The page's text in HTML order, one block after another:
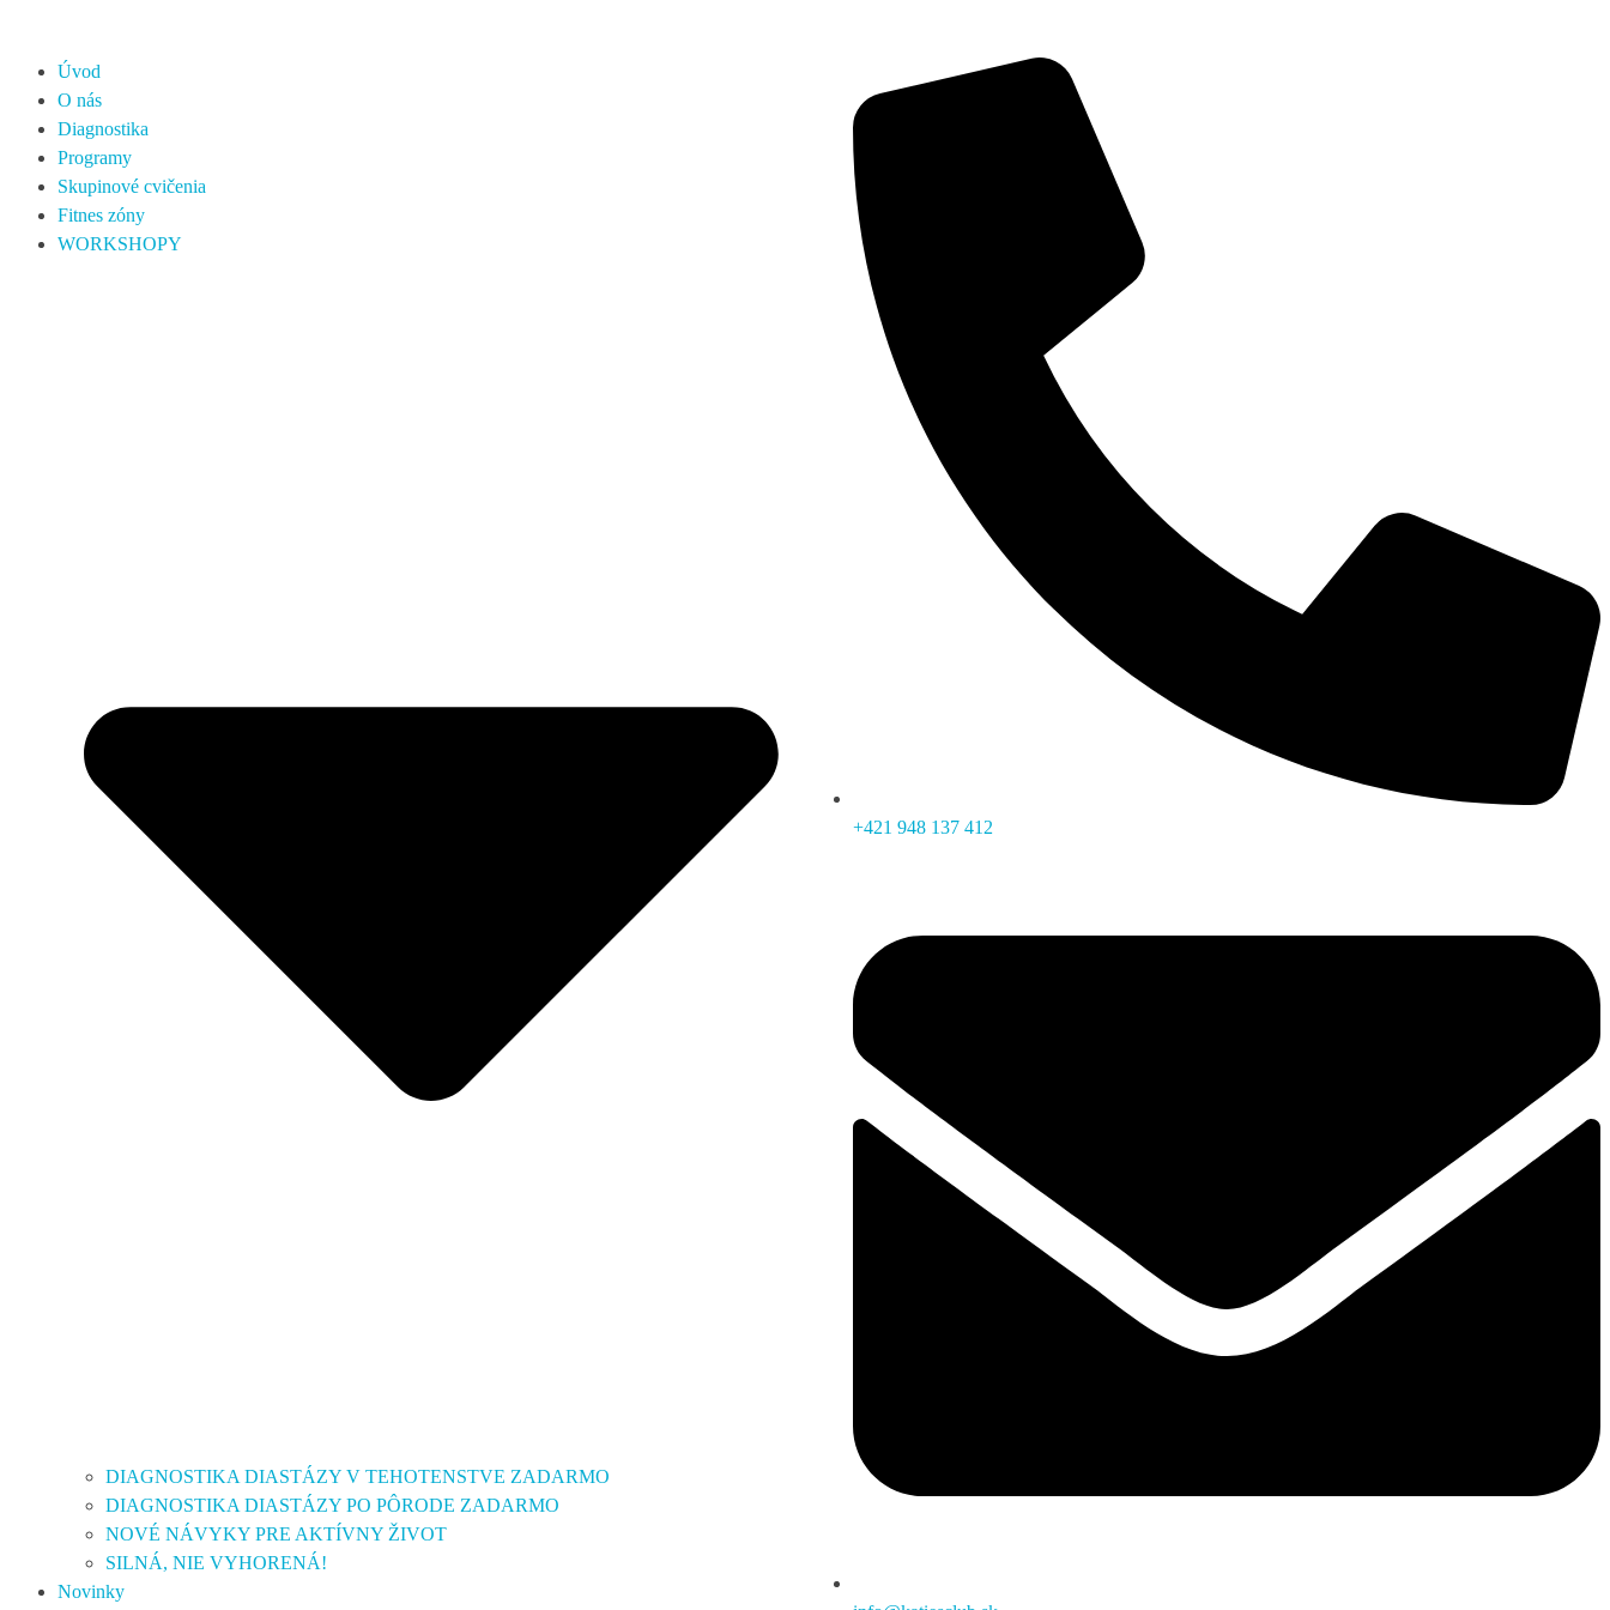
Úvod
O nás
Diagnostika
Programy
Skupinové cvičenia
Fitnes zóny
WORKSHOPY
DIAGNOSTIKA DIASTÁZY V TEHOTENSTVE ZADARMO
DIAGNOSTIKA DIASTÁZY PO PÔRODE ZADARMO
NOVÉ NÁVYKY PRE AKTÍVNY ŽIVOT
SILNÁ, NIE VYHORENÁ!
Novinky
+421 948 137 412